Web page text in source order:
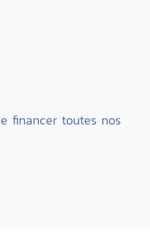
financer toutes nos